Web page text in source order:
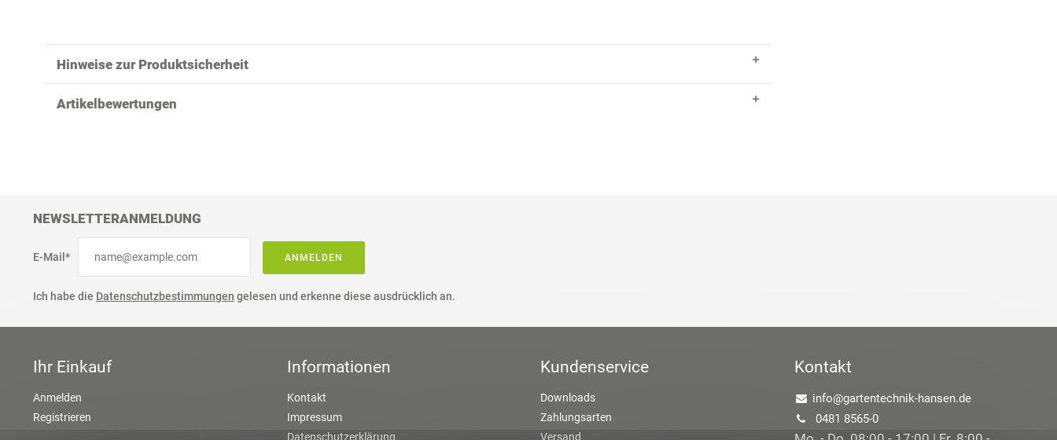
Hinweise zur Produktsicherheit
Artikelbewertungen
NEWSLETTERANMELDUNG
E-Mail* ANMELDEN
Ich habe die Datenschutzbestimmungen gelesen und erkenne diese ausdrücklich an.
Ihr Einkauf
Anmelden
Registrieren
Informationen
Kontakt
Impressum
Datenschutzerklärung
Kundenservice
Downloads
Zahlungsarten
Versand
Kontakt
info@gartentechnik-hansen.de
0481 8565-0